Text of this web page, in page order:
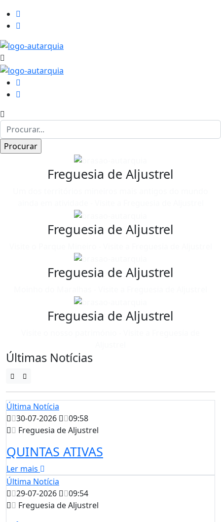
Freguesia de Aljustrel
Freguesia de Aljustrel
Freguesia de Aljustrel
Freguesia de Aljustrel
Últimas Notícias
Última Notícia
30-07-2026
09:58
Freguesia de Aljustrel
QUINTAS ATIVAS
Ler mais
Última Notícia
29-07-2026
09:54
Freguesia de Aljustrel